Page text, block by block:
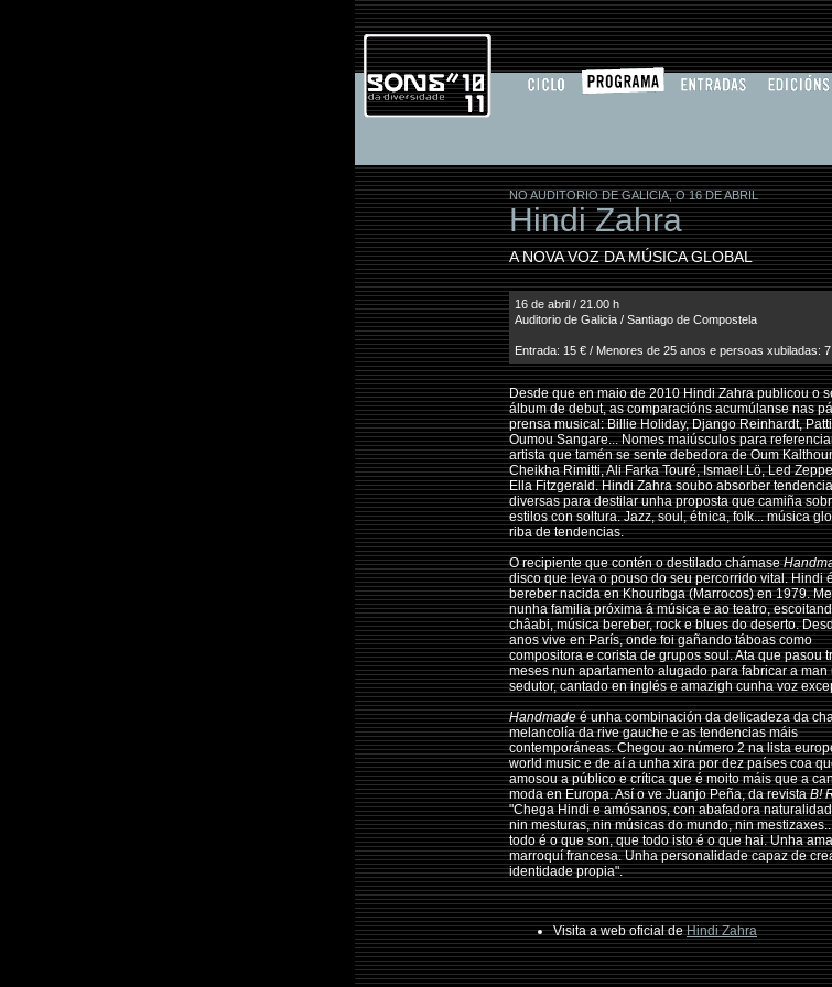
NO AUDITORIO DE GALICIA, O 16 DE ABRIL
Hindi Zahra
A NOVA VOZ DA MÚSICA GLOBAL
16 de abril / 21.00 h
Auditorio de Galicia / Santiago de Compostela
Entrada: 15 € / Menores de 25 anos e persoas xubiladas:
Desde que en maio de 2010 Hindi Zahra publicou o
álbum de debut, as comparacións acumúlanse nas
prensa musical: Billie Holiday, Django Reinhardt,
Oumou Sangare... Nomes maiúsculos para
artista que tamén se sente debedora de Oum
Cheikha Rimitti, Ali Farka Touré, Ismael Lö, Led
Ella Fitzgerald. Hindi Zahra soubo absorber
diversas para destilar unha proposta que camiña
estilos con soltura. Jazz, soul, étnica, folk... música
riba de tendencias.
O recipiente que contén o destilado chámase
disco que leva o pouso do seu percorrido vital. Hindi
bereber nacida en Khouribga (Marrocos) en 1979.
nunha familia próxima á música e ao teatro,
châabi, música bereber, rock e blues do deserto.
anos vive en París, onde foi gañando táboas como
compositora e corista de grupos soul. Ata que pasou
meses nun apartamento alugado para fabricar a man
sedutor, cantado en inglés e amazigh cunha voz
Handmadeé unha combinación da delicadeza da
melancolía da rive gauche e as tendencias máis
contemporáneas. Chegou ao número 2 na lista
world music e de aí a unha xira por dez países coa
amosou a público e crítica que é moito máis que a
moda en Europa. Así o ve Juanjo Peña, da revistaB!
"Chega Hindi e amósanos, con abafadora
nin mesturas, nin músicas do mundo, nin
todo é o que son, que todo isto é o que hai. Unha
marroquí francesa. Unha personalidade capaz de
identidade propia".
Visita a web oficial deHindi Zahra